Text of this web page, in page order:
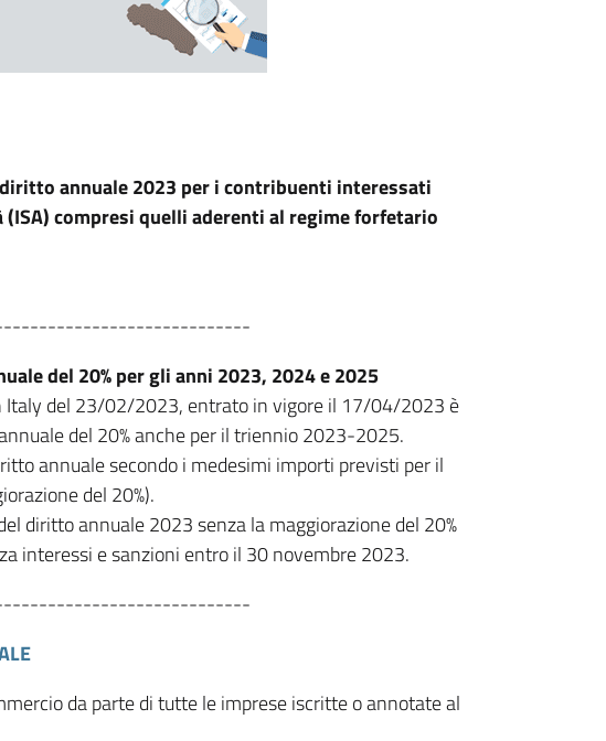
annuale 2023 per i contribuenti interessati
compresi quelli aderenti al regime forfetario
del 20% per gli anni 2023, 2024 e 2025
Italy del 23/02/2023, entrato in vigore il 17/04/2023 è
del 20% anche per il triennio 2023-2025.
annuale secondo i medesimi importi previsti per il
del 20%).
diritto annuale 2023 senza la maggiorazione del 20%
interessi e sanzioni entro il 30 novembre 2023.
da parte di tutte le imprese iscritte o annotate al